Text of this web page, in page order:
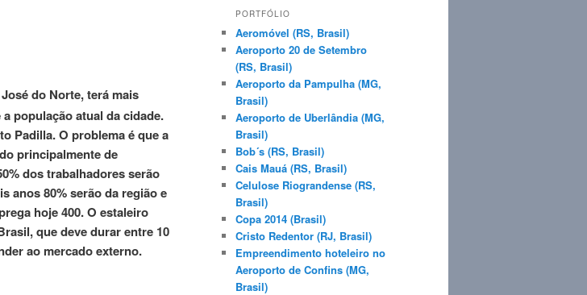
do Norte, terá mais
população atual da cidade.
Padilla. O problema é que a
principalmente de
dos trabalhadores serão
anos 80% serão da região e
hoje 400. O estaleiro
que deve durar entre 10
ao mercado externo.
q
i
s
a
r
PORTFÓLIO
Aeromóvel (RS, Brasil)
Aeroporto 20 de Setembro
(RS, Brasil)
Aeroporto da Pampulha (MG,
Brasil)
Aeroporto de Uberlândia (MG,
Brasil)
Bob´s (RS, Brasil)
Cais Mauá (RS, Brasil)
Celulose Riograndense (RS,
Brasil)
Copa 2014 (Brasil)
Cristo Redentor (RJ, Brasil)
Empreendimento hoteleiro no
Aeroporto de Confins (MG,
Brasil)